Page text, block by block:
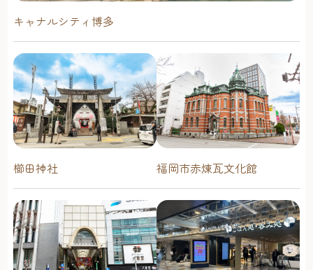
キャナルシティ博多
櫛田神社 福岡市赤煉瓦文化館